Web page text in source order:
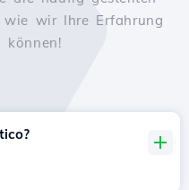
wie wir Ihre Erfahrung
können!